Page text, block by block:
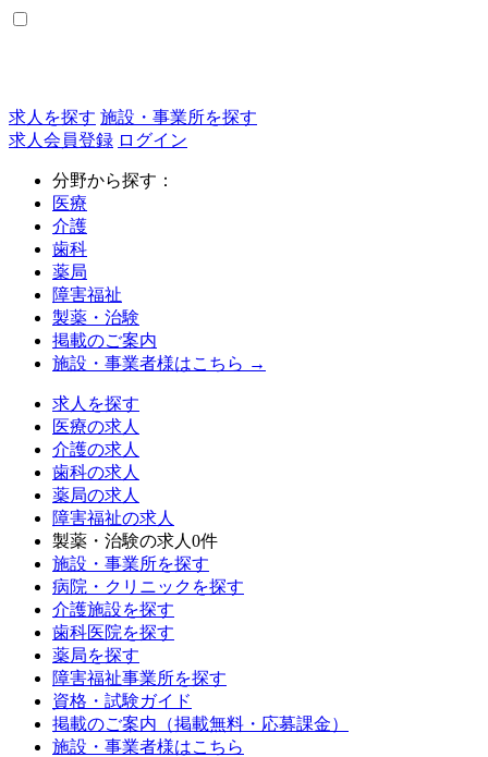
求人を探す 施設・事業所を探す
求人会員登録 ログイン
分野から探す：
医療
介護
歯科
薬局
障害福祉
製薬・治験
掲載のご案内
施設・事業者様はこちら →
求人を探す
医療の求人
介護の求人
歯科の求人
薬局の求人
障害福祉の求人
製薬・治験の求人 0件
施設・事業所を探す
病院・クリニックを探す
介護施設を探す
歯科医院を探す
薬局を探す
障害福祉事業所を探す
資格・試験ガイド
掲載のご案内（掲載無料・応募課金）
施設・事業者様はこちら